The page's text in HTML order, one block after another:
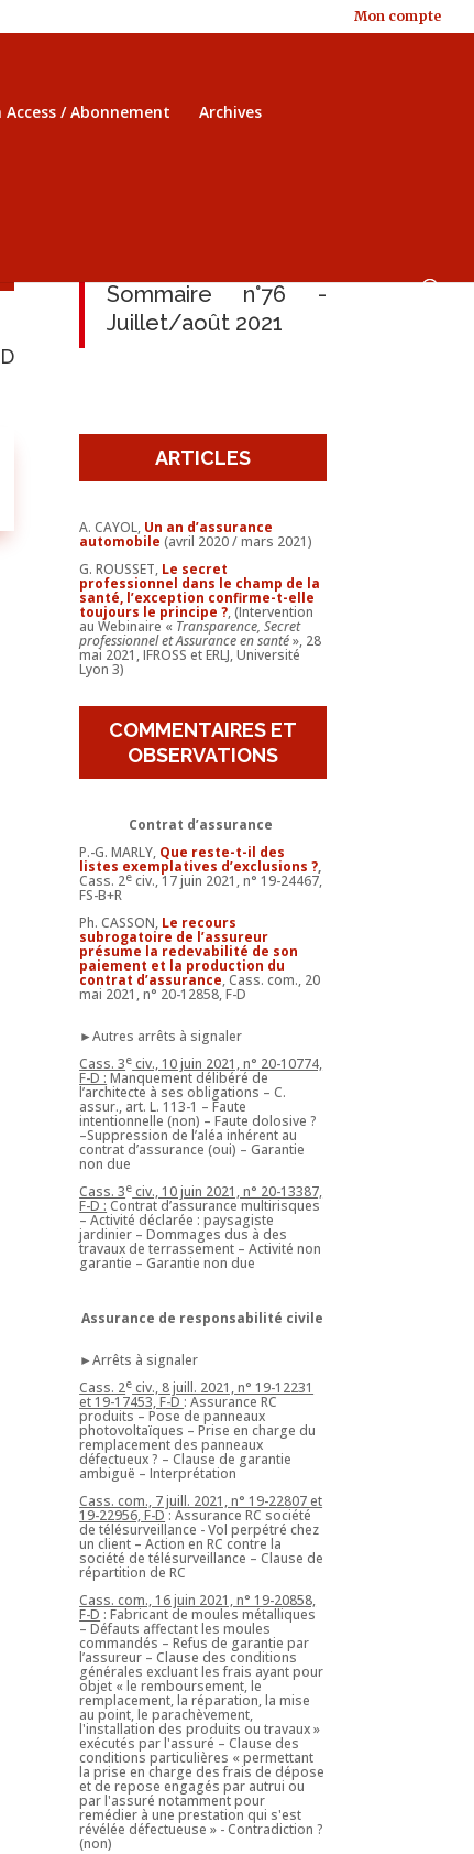
Mon compte
Access / Abonnement Archives
Sommaire n°76 -
Juillet/août 2021
ARTICLES
A. CAYOL, Un an d’assurance
automobile (avril 2020 / mars 2021)
G. ROUSSET, Le secret
professionnel dans le champ de la
santé, l’exception confirme-t-elle
toujours le principe ?, (Intervention
au Webinaire « Transparence, Secret
professionnel et Assurance en santé», 28
mai 2021, IFROSS et ERLJ, Université
Lyon 3)
COMMENTAIRES ET
OBSERVATIONS
Contrat d’assurance
P.-G. MARLY, Que reste-t-il des
listes exemplatives d’exclusions ?,
Cass. 2e civ., 17 juin 2021, n° 19-24467,
FS-B+R
Ph. CASSON, Le recours
subrogatoire de l’assureur
présume la redevabilité de son
paiement et la production du
contrat d’assurance, Cass. com., 20
mai 2021, n° 20-12858, F-D
►Autres arrêts à signaler
Cass. 3e civ., 10 juin 2021, n° 20-10774,
F-D : Manquement délibéré de
l’architecte à ses obligations – C.
assur., art. L. 113-1 – Faute
intentionnelle (non) – Faute dolosive ?
–Suppression de l’aléa inhérent au
contrat d’assurance (oui) – Garantie
non due
Cass. 3e civ., 10 juin 2021, n° 20-13387,
F-D : Contrat d’assurance multirisques
– Activité déclarée : paysagiste
jardinier – Dommages dus à des
travaux de terrassement – Activité non
garantie – Garantie non due
Assurance de responsabilité civile
►Arrêts à signaler
Cass. 2e civ., 8 juill. 2021, n° 19-12231
et 19-17453, F-D : Assurance RC
produits – Pose de panneaux
photovoltaïques – Prise en charge du
remplacement des panneaux
défectueux ? – Clause de garantie
ambiguë – Interprétation
Cass. com., 7 juill. 2021, n° 19-22807 et
19-22956, F-D: Assurance RC société
de télésurveillance - Vol perpétré chez
un client – Action en RC contre la
société de télésurveillance – Clause de
répartition de RC
Cass. com., 16 juin 2021, n° 19-20858,
F-D : Fabricant de moules métalliques
– Défauts affectant les moules
commandés – Refus de garantie par
l’assureur – Clause des conditions
générales excluant les frais ayant pour
objet « le remboursement, le
remplacement, la réparation, la mise
au point, le parachèvement,
l'installation des produits ou travaux »
exécutés par l'assuré – Clause des
conditions particulières « permettant
la prise en charge des frais de dépose
et de repose engagés par autrui ou
par l'assuré notamment pour
remédier à une prestation qui s'est
révélée défectueuse » - Contradiction ?
(non)